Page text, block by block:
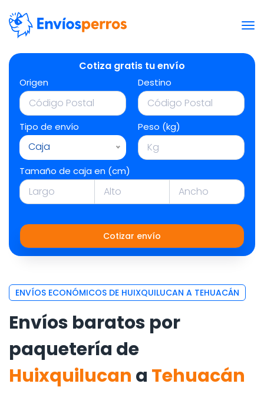
Cotiza gratis tu envío
Origen Destino
Tipo de envío
Caja
Peso (kg)
Tamaño de caja en (cm)
Cotizar envío
ENVÍOS ECONÓMICOS DE HUIXQUILUCAN A TEHUACÁN
Envíos baratos por
paquetería de
Huixquilucan a Tehuacán